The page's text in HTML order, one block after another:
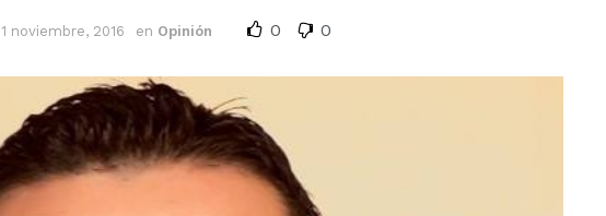
1 noviembre, 2016 en Opinión 0 0